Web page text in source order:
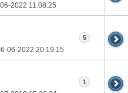
2022 11.08.25
06-2022 20.19.15
5
1